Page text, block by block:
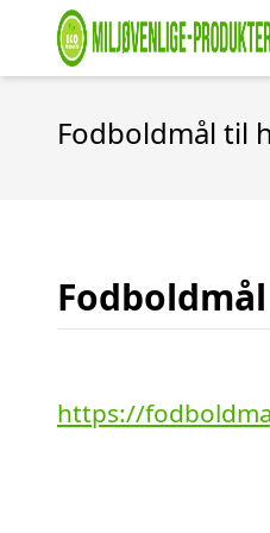
Fodboldmål til
https://